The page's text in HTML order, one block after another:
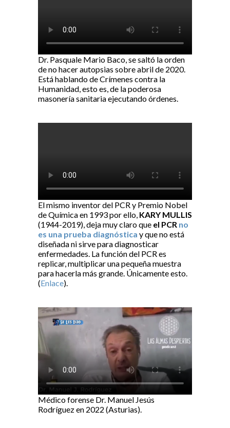
Dr. Pasquale Mario Baco, se saltó la orden
de no hacer autopsias sobre abril de 2020.
Está hablando de Crímenes contra la
Humanidad, esto es, de la poderosa
masonería sanitaria ejecutando órdenes.
El mismo inventor del PCR y Premio Nobel
de Química en 1993 por ello, KARY MULLIS
(1944-2019), deja muy claro que el PCR no
es una prueba diagnóstica y que no está
diseñada ni sirve para diagnosticar
enfermedades. La función del PCR es
replicar, multiplicar una pequeña muestra
para hacerla más grande. Únicamente esto.
(Enlace).
Médico forense Dr. Manuel Jesús
Rodríguez en 2022 (Asturias).